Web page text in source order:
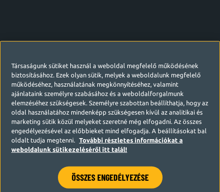
Társaságunk sütiket használ a weboldal megfelelő működésének
biztosításához. Ezek olyan sütik, melyek a weboldalunk megfelelő
működéséhez, használatának megkönnyítéséhez, valamint
ajánlataink személyre szabásához és a weboldalforgalmunk
elemzéséhez szükségesek. Személyre szabottan beállíthatja, hogy az
oldal használatához mindenképp szükségesen kívül az analitikai és
marketing sütik közül melyeket szeretné még elfogadni. Az összes
engedélyezésével az előbbieket mind elfogadja. A beállításokat bal
oldalt tudja megtenni.
További részletes információkat a
weboldalunk sütikezeléséről itt talál!
ÖSSZES ENGEDÉLYEZÉSE